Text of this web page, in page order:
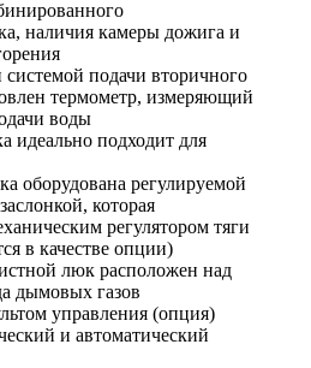
наличия камеры дожига и
подачи вторичного
термометр, измеряющий
воды
идеально подходит для
оборудована регулируемой
которая
регулятором тяги
в качестве опции)
люк расположен над
дымовых газов
управления (опция)
и автоматический